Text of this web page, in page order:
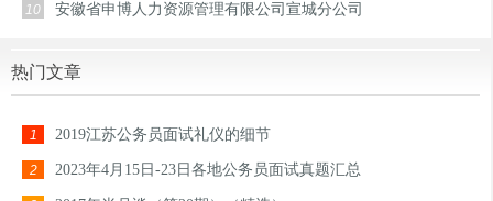
10 安徽省申博人力资源管理有限公司宣城分公司
热门文章
1 2019江苏公务员面试礼仪的细节
2 2023年4月15日-23日各地公务员面试真题汇总